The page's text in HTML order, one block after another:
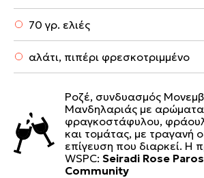
70 γρ. ελιές
αλάτι, πιπέρι φρεσκοτριμμένο
Ροζέ, συνδυασμός
Μανδηλαριάς με αρώματα
φραγκοστάφυλου,
και τομάτας, με τραγανή
επίγευση που διαρκεί. Η
WSPC: Seiradi Rose
Community